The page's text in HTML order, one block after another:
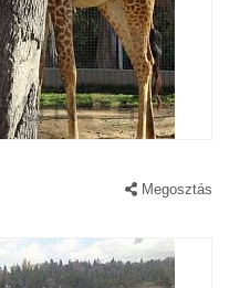
Megosztás